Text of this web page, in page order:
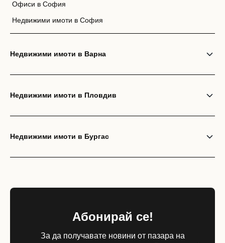
Офиси в София
Недвижими имоти в София
Недвижими имоти в Варна
Недвижими имоти в Пловдив
Недвижими имоти в Бургас
Абонирай се!
За да получавате новини от пазара на